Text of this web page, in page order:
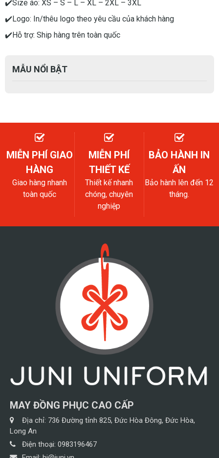
✔️Size áo: XS – S – L – XL – 2XL – 3XL
✔️Logo: In/thêu logo theo yêu cầu của khách hàng
✔️Hỗ trợ: Ship hàng trên toàn quốc
MẪU NỔI BẬT
MIỄN PHÍ GIAO
HÀNG
Giao hàng nhanh
toàn quốc
MIỄN PHÍ
THIẾT KẾ
Thiết kế nhanh
chóng, chuyên
nghiệp
BẢO HÀNH IN
ẤN
Bảo hành lên đến 12
tháng.
MAY ĐỒNG PHỤC CAO CẤP
Địa chỉ: 736 Đường tỉnh 825, Đức Hòa Đông, Đức Hòa,
Long An
Điện thoại: 0983196467